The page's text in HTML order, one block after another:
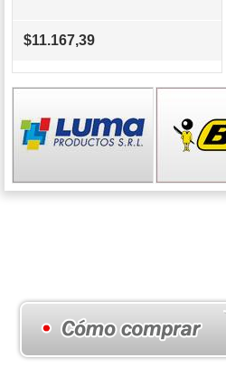
$11.167,39